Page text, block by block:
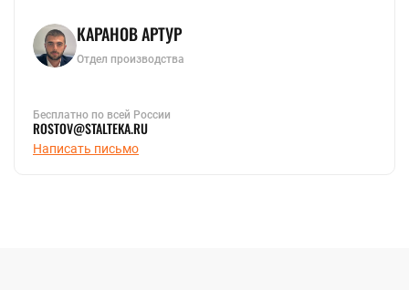
КАРАНОВ АРТУР
Отдел производства
Бесплатно по всей России
ROSTOV@STALTEKA.RU
Написать письмо